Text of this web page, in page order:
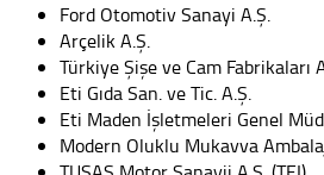
Ford Otomotiv Sanayi A.Ş.
Arçelik A.Ş.
Türkiye Şişe ve Cam Fabrikaları
Eti Gıda San. ve Tic. A.Ş.
Eti Maden İşletmeleri Genel
Modern Oluklu Mukavva